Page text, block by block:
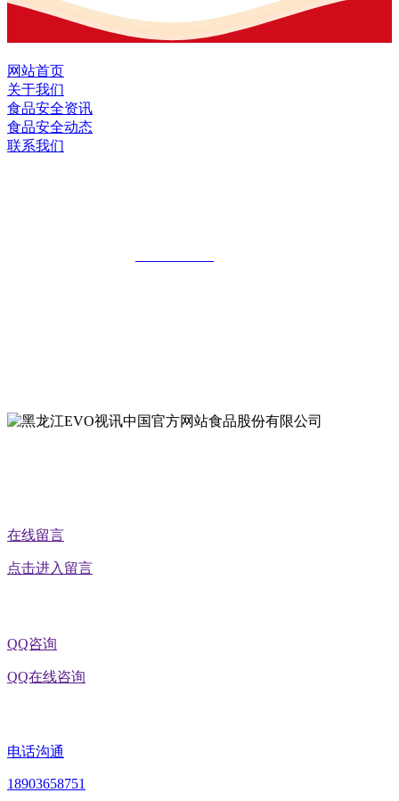
网站首页
关于我们
食品安全资讯
食品安全动态
联系我们
在线留言
点击进入留言
QQ咨询
QQ在线咨询
电话沟通
18903658751